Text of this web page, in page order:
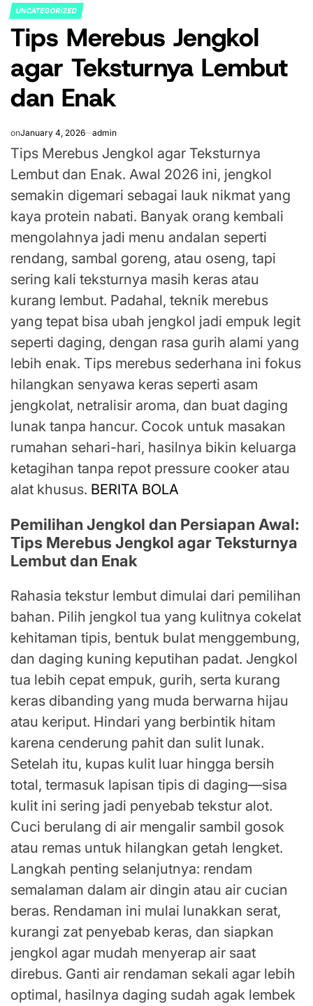
POSTED
IN
UNCATEGORIZED
Tips Merebus Jengkol
agar Teksturnya Lembut
dan Enak
onJanuary 4, 2026 admin
Tips Merebus Jengkol agar Teksturnya
Lembut dan Enak. Awal 2026 ini, jengkol
semakin digemari sebagai lauk nikmat yang
kaya protein nabati. Banyak orang kembali
mengolahnya jadi menu andalan seperti
rendang, sambal goreng, atau oseng, tapi
sering kali teksturnya masih keras atau
kurang lembut. Padahal, teknik merebus
yang tepat bisa ubah jengkol jadi empuk legit
seperti daging, dengan rasa gurih alami yang
lebih enak. Tips merebus sederhana ini fokus
hilangkan senyawa keras seperti asam
jengkolat, netralisir aroma, dan buat daging
lunak tanpa hancur. Cocok untuk masakan
rumahan sehari-hari, hasilnya bikin keluarga
ketagihan tanpa repot pressure cooker atau
alat khusus. BERITA BOLA
Pemilihan Jengkol dan Persiapan Awal:
Tips Merebus Jengkol agar Teksturnya
Lembut dan Enak
Rahasia tekstur lembut dimulai dari pemilihan
bahan. Pilih jengkol tua yang kulitnya cokelat
kehitaman tipis, bentuk bulat menggembung,
dan daging kuning keputihan padat. Jengkol
tua lebih cepat empuk, gurih, serta kurang
keras dibanding yang muda berwarna hijau
atau keriput. Hindari yang berbintik hitam
karena cenderung pahit dan sulit lunak.
Setelah itu, kupas kulit luar hingga bersih
total, termasuk lapisan tipis di daging—sisa
kulit ini sering jadi penyebab tekstur alot.
Cuci berulang di air mengalir sambil gosok
atau remas untuk hilangkan getah lengket.
Langkah penting selanjutnya: rendam
semalaman dalam air dingin atau air cucian
beras. Rendaman ini mulai lunakkan serat,
kurangi zat penyebab keras, dan siapkan
jengkol agar mudah menyerap air saat
direbus. Ganti air rendaman sekali agar lebih
optimal, hasilnya daging sudah agak lembek